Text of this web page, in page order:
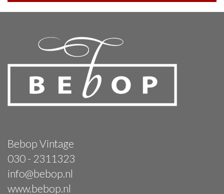
Bebop Vintage
030 - 2311323
info@bebop.nl
www.bebop.nl